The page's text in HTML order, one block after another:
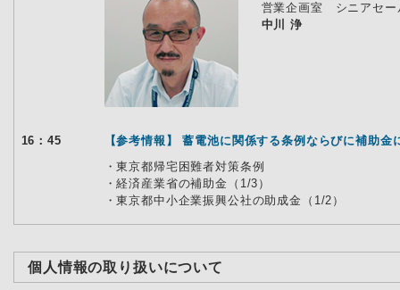
営業企画室 シニアセー
中川 浄
16：45
【参考情報】 蓄電池に関係する条例ならびに補助金
・東京都帰宅困難者対策条例
・経済産業省の補助金（1/3）
・東京都中小企業振興公社の助成金（1/2）
個人情報の取り扱いについて